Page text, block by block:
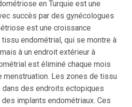
en Turquie est une
succès par des gynécologues
est une croissance
endométrial, qui se montre à
à un endroit extérieur à
est éliminé chaque mois
menstruation. Les zones de tissu
des endroits ectopiques
implants endométriaux. Ces